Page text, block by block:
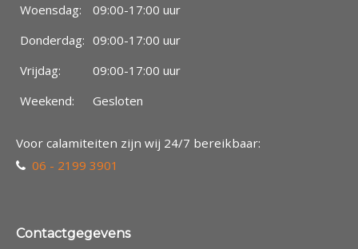
Woensdag:
09:00-17:00 uur
Donderdag: 09:00-17:00 uur
Vrijdag:
09:00-17:00 uur
Weekend:
Gesloten
Voor calamiteiten zijn wij 24/7 bereikbaar:
06 - 2199 3901
Contactgegevens